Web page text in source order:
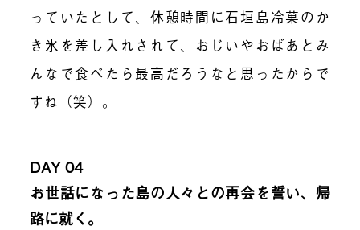
っていたとして、休憩時間に石垣島冷菓のか
き氷を差し入れされて、おじいやおばあとみ
んなで食べたら最高だろうなと思ったからで
すね（笑）。
DAY 04
お世話になった島の人々との再会を誓い、帰
路に就く。